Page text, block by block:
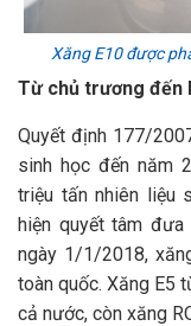
Xăng E10 được
Từ chủ trương đến
Quyết định 177/
sinh học đến năm
triệu tấn nhiên liệu
hiện quyết tâm
ngày 1/1/2018,
toàn quốc. Xăng E5
cả nước, còn xăng